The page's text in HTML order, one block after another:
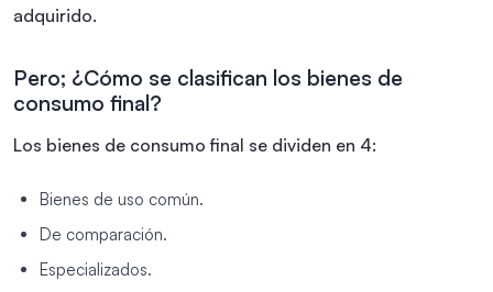
adquirido.
Pero; ¿Cómo se clasifican los bienes de
consumo final?
Los bienes de consumo final se dividen en 4:
Bienes de uso común.
De comparación.
Especializados.